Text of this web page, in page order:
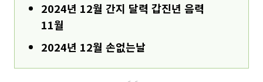
2024년 12월 간지 달력 갑진년 음력
11월
2024년 12월 손없는날